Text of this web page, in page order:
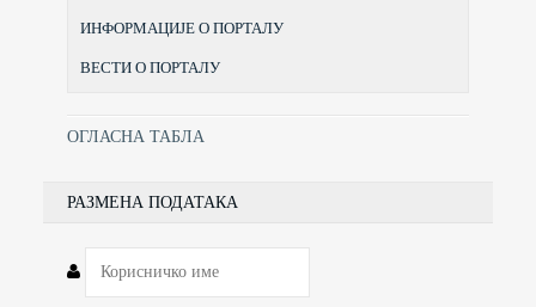
ИНФОРМАЦИЈЕ О ПОРТАЛУ
ВЕСТИ О ПОРТАЛУ
ОГЛАСНА ТАБЛА
РАЗМЕНА ПОДАТАКА